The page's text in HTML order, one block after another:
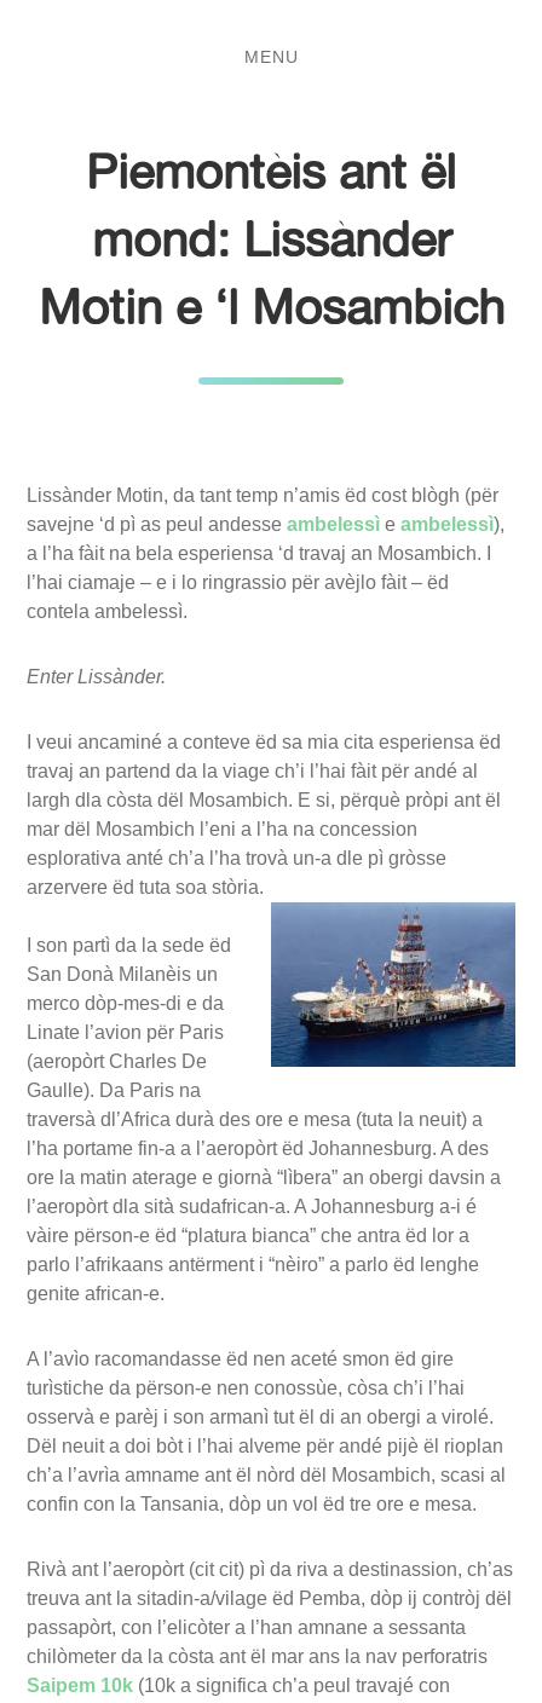
MENU
Piemontèis ant ël
mond: Lissànder
Motin e ‘l Mosambich
Lissànder Motin, da tant temp n’amis ëd cost blògh (për
savejne ‘d pì as peul andesseambelessì eambelessì),
a l’ha fàit na bela esperiensa ‘d travaj an Mosambich. I
l’hai ciamaje – e i lo ringrassio për avèjlo fàit – ëd
contela ambelessì.
Enter Lissànder.
I veui ancaminé a conteve ëd sa mia cita esperiensa ëd
travaj an partend da la viage ch’i l’hai fàit për andé al
largh dla còsta dël Mosambich. E si, përquè pròpi ant ël
mar dël Mosambich l’eni a l’ha na concession
esplorativa anté ch’a l’ha trovà un-a dle pì gròsse
arzervere ëd tuta soa stòria.
I son partì da la sede ëd
San Donà Milanèis un
merco dòp-mes-di e da
Linate l’avion për Paris
(aeropòrt Charles De
Gaulle). Da Paris na
traversà dl’Africa durà des ore e mesa (tuta la neuit) a
l’ha portame fin-a a l’aeropòrt ëd Johannesburg. A des
ore la matin aterage e giornà “lìbera” an obergi davsin a
l’aeropòrt dla sità sudafrican-a. A Johannesburg a-i é
vàire përson-e ëd “platura bianca” che antra ëd lor a
parlo l’afrikaans antërment i “nèiro” a parlo ëd lenghe
genite african-e.
A l’avìo racomandasse ëd nen aceté smon ëd gire
turìstiche da përson-e nen conossùe, còsa ch’i l’hai
osservà e parèj i son armanì tut ël di an obergi a virolé.
Dël neuit a doi bòt i l’hai alveme për andé pijè ël rioplan
ch’a l’avrìa amname ant ël nòrd dël Mosambich, scasi al
confin con la Tansania, dòp un vol ëd tre ore e mesa.
Rivà ant l’aeropòrt (cit cit) pì da riva a destinassion, ch’as
treuva ant la sitadin-a/vilage ëd Pemba, dòp ij contròj dël
passapòrt, con l’elicòter a l’han amnane a sessanta
chilòmeter da la còsta ant ël mar ans la nav perforatris
Saipem 10k (10k a significa ch’a peul travajé con